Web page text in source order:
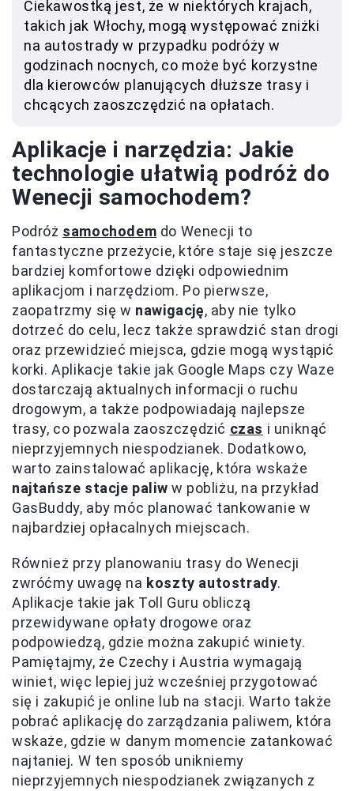
Ciekawostką jest, że w niektórych krajach,
takich jak Włochy, mogą występować zniżki
na autostrady w przypadku podróży w
godzinach nocnych, co może być korzystne
dla kierowców planujących dłuższe trasy i
chcących zaoszczędzić na opłatach.
Aplikacje i narzędzia: Jakie
technologie ułatwią podróż do
Wenecji samochodem?
Podróż samochodem do Wenecji to
fantastyczne przeżycie, które staje się jeszcze
bardziej komfortowe dzięki odpowiednim
aplikacjom i narzędziom. Po pierwsze,
zaopatrzmy się w nawigację, aby nie tylko
dotrzeć do celu, lecz także sprawdzić stan drogi
oraz przewidzieć miejsca, gdzie mogą wystąpić
korki. Aplikacje takie jak Google Maps czy Waze
dostarczają aktualnych informacji o ruchu
drogowym, a także podpowiadają najlepsze
trasy, co pozwala zaoszczędzić czas i uniknąć
nieprzyjemnych niespodzianek. Dodatkowo,
warto zainstalować aplikację, która wskaże
najtańsze stacje paliw w pobliżu, na przykład
GasBuddy, aby móc planować tankowanie w
najbardziej opłacalnych miejscach.
Również przy planowaniu trasy do Wenecji
zwróćmy uwagę na koszty autostrady.
Aplikacje takie jak Toll Guru obliczą
przewidywane opłaty drogowe oraz
podpowiedzą, gdzie można zakupić winiety.
Pamiętajmy, że Czechy i Austria wymagają
winiet, więc lepiej już wcześniej przygotować
się i zakupić je online lub na stacji. Warto także
pobrać aplikację do zarządzania paliwem, która
wskaże, gdzie w danym momencie zatankować
najtaniej. W ten sposób unikniemy
nieprzyjemnych niespodzianek związanych z